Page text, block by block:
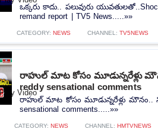
ఒక్కరు కాదు.. పలువురు
remand report | TV5 News.....»»
CATEGORY: NEWS CHANNEL: TV5NEWS
రాహుల్ మాట కోసం మూడున్నరేళ్లు
reddy sensational comments
రాహుల్ మాట కోసం మూడున్నరేళ్లు మౌనం..
sensational comments.....»»
CATEGORY: NEWS CHANNEL: HMTVNEWS